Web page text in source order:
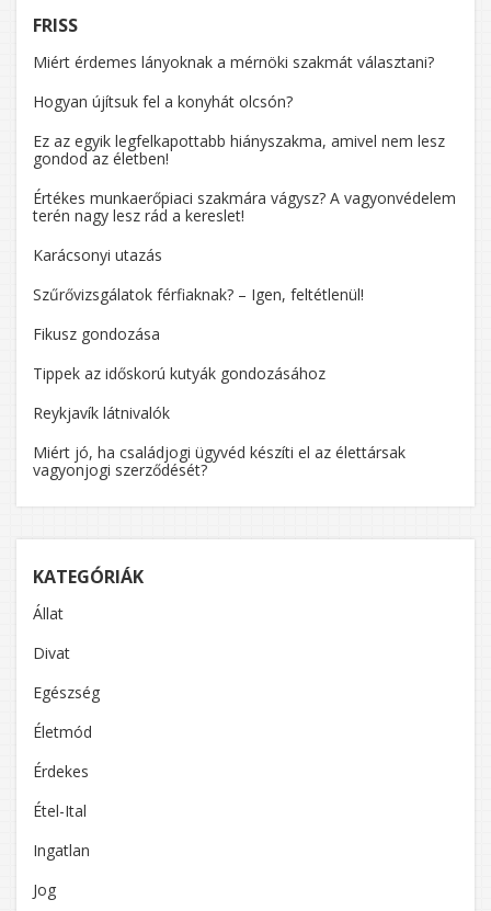
FRISS
Miért érdemes lányoknak a mérnöki szakmát választani?
Hogyan újítsuk fel a konyhát olcsón?
Ez az egyik legfelkapottabb hiányszakma, amivel nem lesz
gondod az életben!
Értékes munkaerőpiaci szakmára vágysz? A vagyonvédelem
terén nagy lesz rád a kereslet!
Karácsonyi utazás
Szűrővizsgálatok férfiaknak? – Igen, feltétlenül!
Fikusz gondozása
Tippek az időskorú kutyák gondozásához
Reykjavík látnivalók
Miért jó, ha családjogi ügyvéd készíti el az élettársak
vagyonjogi szerződését?
KATEGÓRIÁK
Állat
Divat
Egészség
Életmód
Érdekes
Étel-Ital
Ingatlan
Jog